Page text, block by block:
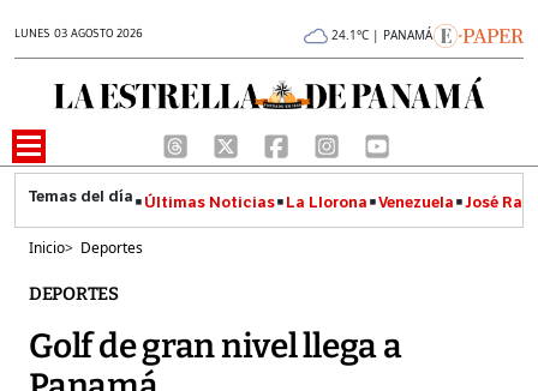
LUNES 03 AGOSTO 2026 24.1°C | PANAMÁ
Últimas Noticias La Llorona Venezuela José
Inicio> Deportes
DEPORTES
Golf de gran nivel llega a